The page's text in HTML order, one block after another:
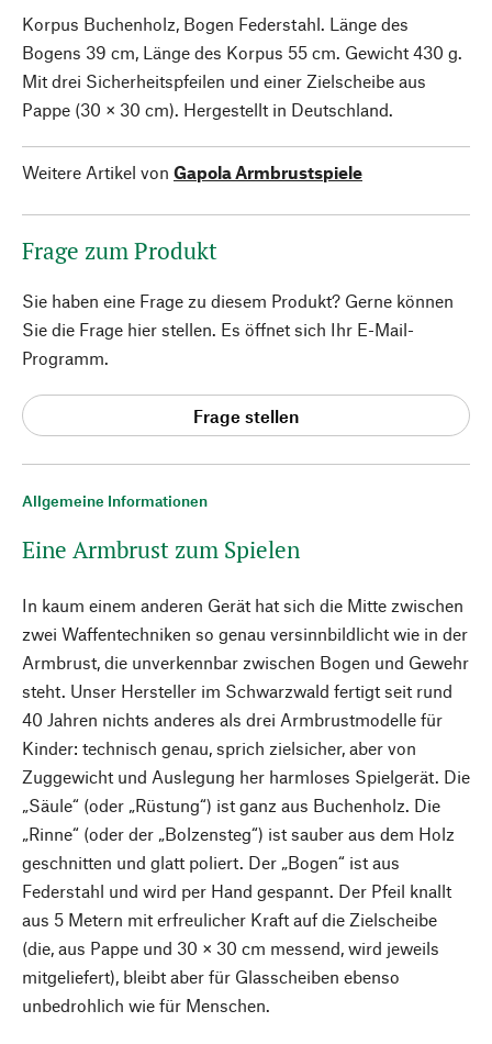
Allgemeine Informationen
Eine Armbrust zum Spielen
In kaum einem anderen Gerät hat sich die Mitte zwischen
zwei Waffentechniken so genau versinnbildlicht wie in der
Armbrust, die unverkennbar zwischen Bogen und Gewehr
steht. Unser Hersteller im Schwarzwald fertigt seit rund
40 Jahren nichts anderes als drei Armbrustmodelle für
Kinder: technisch genau, sprich zielsicher, aber von
Zuggewicht und Auslegung her harmloses Spielgerät. Die
„Säule“ (oder „Rüstung“) ist ganz aus Buchenholz. Die
„Rinne“ (oder der „Bolzensteg“) ist sauber aus dem Holz
geschnitten und glatt poliert. Der „Bogen“ ist aus
Federstahl und wird per Hand gespannt. Der Pfeil knallt
aus 5 Metern mit erfreulicher Kraft auf die Zielscheibe
(die, aus Pappe und 30 × 30 cm messend, wird jeweils
mitgeliefert), bleibt aber für Glasscheiben ebenso
unbedrohlich wie für Menschen.
Korpus Buchenholz, Bogen Federstahl. Länge des
Bogens 39 cm, Länge des Korpus 55 cm. Gewicht 430 g.
Mit drei Sicherheitspfeilen und einer Zielscheibe aus
Pappe (30 × 30 cm). Hergestellt in Deutschland.
Weitere Artikel von Gapola Armbrustspiele
Frage zum Produkt
Sie haben eine Frage zu diesem Produkt? Gerne können
Sie die Frage hier stellen. Es öffnet sich Ihr E-Mail-
Programm.
Frage stellen